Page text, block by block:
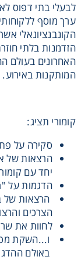
לבעלי בתי דפוס
ערך מוסף
הקונבנציונאלי
הזדמנות בלתי
האחרונים בעולם
המותקנות באירוע.
קומורי תציג:
סקירה על
הרצאות של
יחד עם
הדגמות על
הרצאות של
הצרכים
לחוות את
באולם